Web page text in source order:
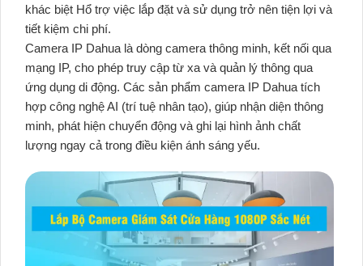
khác biệt Hổ trợ việc lắp đặt và sử dụng trở nên tiện lợi và
tiết kiệm chi phí.
Camera IP Dahua là dòng camera thông minh, kết nối qua
mạng IP, cho phép truy cập từ xa và quản lý thông qua
ứng dụng di động. Các sản phẩm camera IP Dahua tích
hợp công nghệ AI (trí tuệ nhân tạo), giúp nhận diện thông
minh, phát hiện chuyển động và ghi lại hình ảnh chất
lượng ngay cả trong điều kiện ánh sáng yếu.